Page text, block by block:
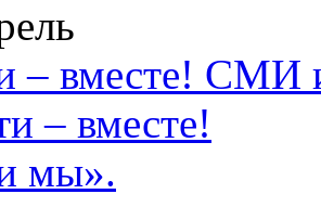
– вместе! СМИ